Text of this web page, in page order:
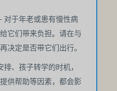
于年老或患有慢性病
它们带来负担。请在与
决定是否带它们出行。
、孩子转学的时机，
供帮助等因素，都会影